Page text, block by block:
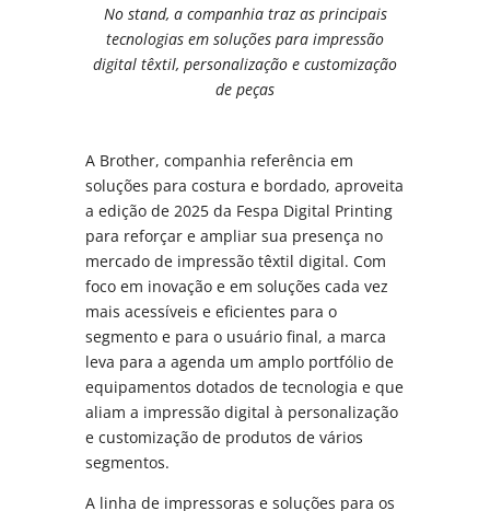
No stand, a companhia traz as principais
tecnologias em soluções para impressão
digital têxtil, personalização e customização
de peças
A Brother, companhia referência em
soluções para costura e bordado, aproveita
a edição de 2025 da Fespa Digital Printing
para reforçar e ampliar sua presença no
mercado de impressão têxtil digital. Com
foco em inovação e em soluções cada vez
mais acessíveis e eficientes para o
segmento e para o usuário final, a marca
leva para a agenda um amplo portfólio de
equipamentos dotados de tecnologia e que
aliam a impressão digital à personalização
e customização de produtos de vários
segmentos.
A linha de impressoras e soluções para os